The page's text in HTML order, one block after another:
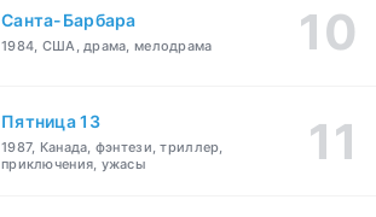
Санта-Барбара
1984, США, драма, мелодрама
Пятница 13
1987, Канада, фэнтези, триллер,
приключения, ужасы